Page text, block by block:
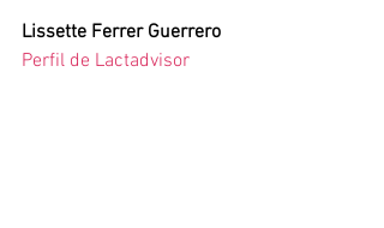
Lissette Ferrer Guerrero
Perfil de Lactadvisor